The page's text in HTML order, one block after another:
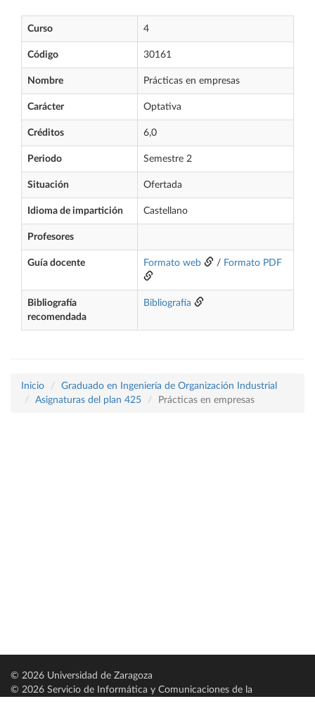
Curso 4
Código 30161
Nombre Prácticas en empresas
Carácter Optativa
Créditos 6,0
Periodo Semestre 2
Situación Ofertada
Idioma de impartición Castellano
Profesores
Guía docente Formato web / Formato PDF
Bibliografía
recomendada
Bibliografía
Inicio
Graduado en Ingeniería de Organización Industrial
Asignaturas del plan 425
Prácticas en empresas
© 2026 Universidad de Zaragoza
© 2026 Servicio de Informática y Comunicaciones de la